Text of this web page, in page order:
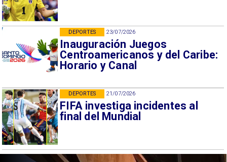
23/07/2026
Inauguración Juegos
Centroamericanos y del Caribe:
Horario y Canal
DEPORTES
21/07/2026
FIFA investiga incidentes al
final del Mundial
DEPORTES